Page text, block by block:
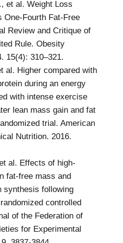
et al. Weight Loss
One-Fourth Fat-Free
Review and Critique of
Rule. Obesity
15(4): 310–321.
al. Higher compared with
during an energy
with intense exercise
lean mass gain and fat
trial. American
Nutrition. 2016.
al. Effects of high-
fat-free mass and
synthesis following
controlled
of the Federation of
for Experimental